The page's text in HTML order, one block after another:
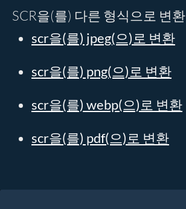
SCR을(를) 다른 형식으로 변환
scr을(를) jpeg(으)로 변환
scr을(를) png(으)로 변환
scr을(를) webp(으)로 변환
scr을(를) pdf(으)로 변환